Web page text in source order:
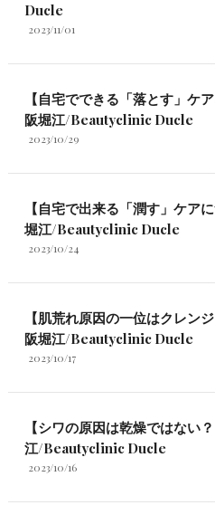
Ducle
2023/11/01
【自宅でできる「落とす」ケ
阪堀江/Beautyclinic Ducle
2023/10/29
【自宅で出来る「潤す」ケア
堀江/Beautyclinic Ducle
2023/10/24
【肌荒れ原因の一位はクレン
阪堀江/Beautyclinic Ducle
2023/10/17
【シワの原因は乾燥ではない
江/Beautyclinic Ducle
2023/10/16